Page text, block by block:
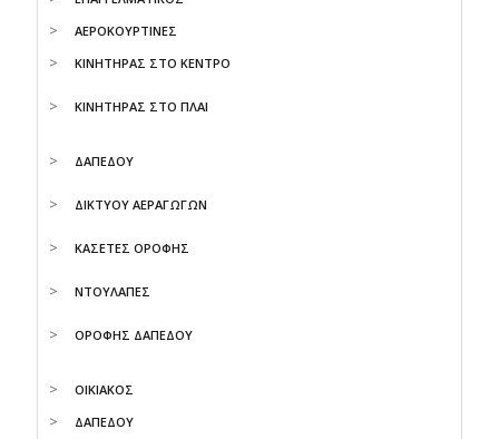
ΑΕΡΟΚΟΥΡΤΙΝΕΣ
ΚΙΝΗΤΗΡΑΣ ΣΤΟ ΚΕΝΤΡΟ
ΚΙΝΗΤΗΡΑΣ ΣΤΟ ΠΛΑΙ
ΔΑΠΕΔΟΥ
ΔΙΚΤΥΟΥ ΑΕΡΑΓΩΓΩΝ
ΚΑΣΕΤΕΣ ΟΡΟΦΗΣ
ΝΤΟΥΛΑΠΕΣ
ΟΡΟΦΗΣ ΔΑΠΕΔΟΥ
ΟΙΚΙΑΚΟΣ
ΔΑΠΕΔΟΥ